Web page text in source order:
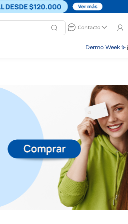
Contacto
Dermo Week ✨